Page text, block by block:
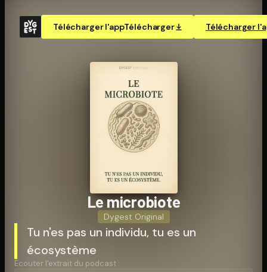
Télécharger l'appTélécharger Télécharger
Le microbiote
Dygest Original
Tu n'es pas un individu, tu es un
écosystème
Écouter l'extrait du podcast :